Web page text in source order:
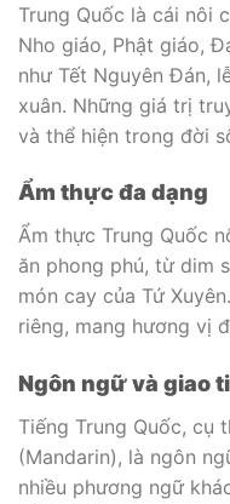
Trung Quốc là cái nôi
Nho giáo, Phật giáo,
như Tết Nguyên Đán,
xuân. Những giá trị
và thể hiện trong đời
Ẩm thực đa dạng
Ẩm thực Trung Quốc
ăn phong phú, từ dim
món cay của Tứ
riêng, mang hương vị
Ngôn ngữ và giao
Tiếng Trung Quốc, cụ
(Mandarin), là ngôn
nhiều phương ngữ